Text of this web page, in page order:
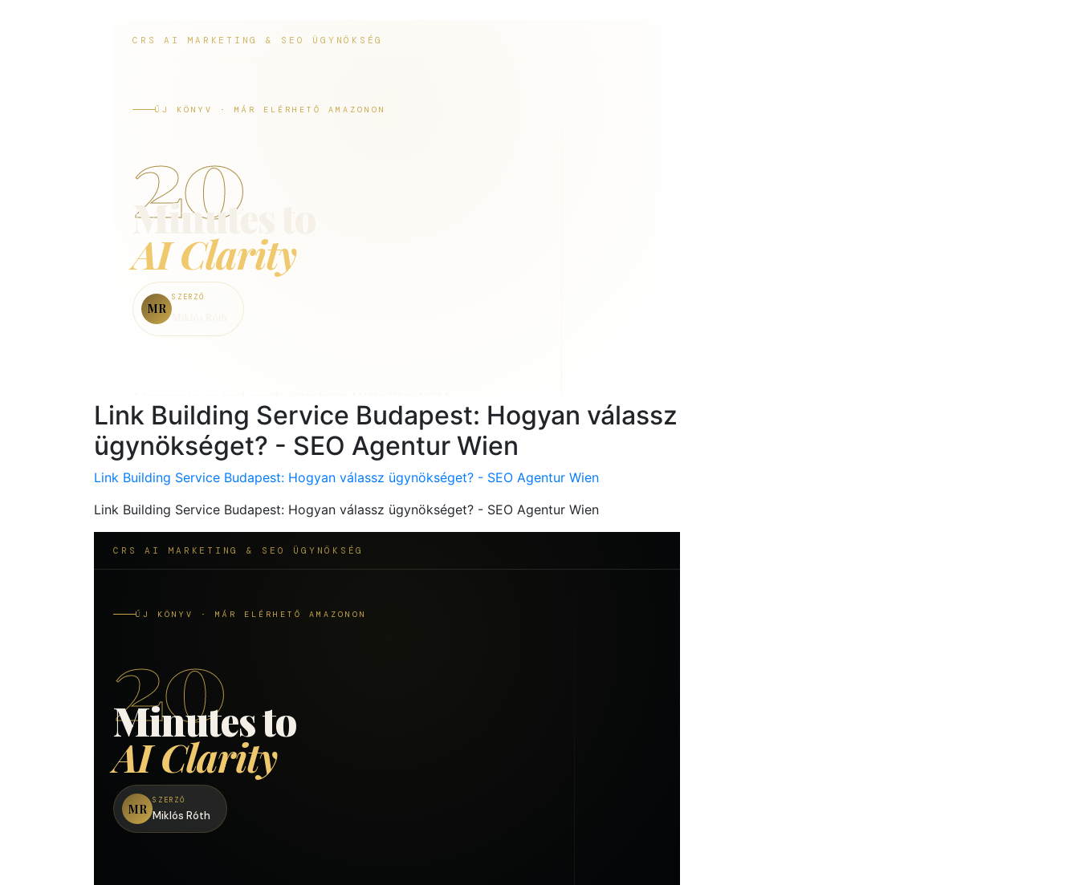
Link Building Service Budapest: Hogyan válassz
ügynökséget? - SEO Agentur Wien
Link Building Service Budapest: Hogyan válassz ügynökséget? - SEO Agentur Wien
Link Building Service Budapest: Hogyan válassz ügynökséget? - SEO Agentur Wien